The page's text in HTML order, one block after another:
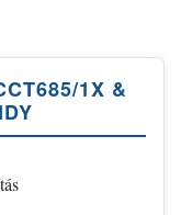
1X &